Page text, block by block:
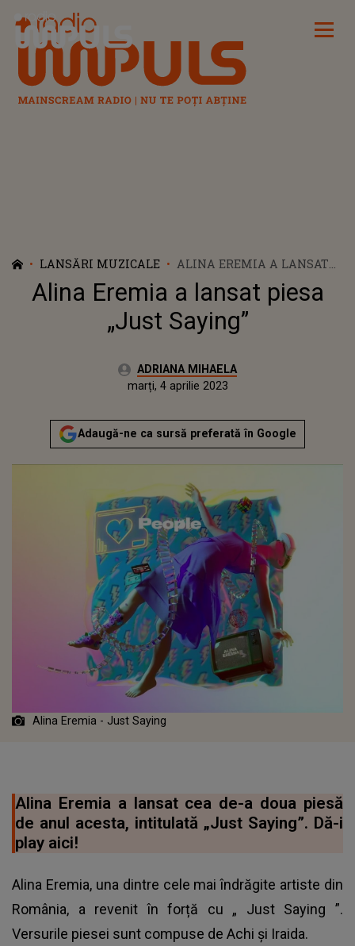
Radio Impuls
LANSĂRI MUZICALE
ALINA EREMIA A LANSAT
PIESA „JUST SAYING”
Alina Eremia a lansat piesa
„Just Saying”
Autor:ADRIANA MIHAELA
Actualizat:
marți, 4 aprilie 2023
Adaugă-ne ca sursă preferată în Google
Alina Eremia - Just Saying
Alina Eremia a lansat cea de-a doua piesă
de anul acesta, intitulată „Just Saying”. Dă-i
play aici!
Alina Eremia, una dintre cele mai îndrăgite artiste din
România, a revenit în forță cu „ Just Saying ”.
Versurile piesei sunt compuse de Achi și Iraida.